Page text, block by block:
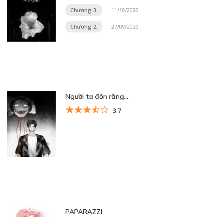
Chương 3. 11/10/2020
Chương 2. 27/09/2020
Người ta đồn rằng…
3.7
PAPARAZZI